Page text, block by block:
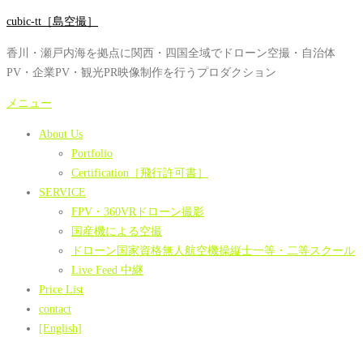
コ
テ
ン
ツ
cubic-tt［島空撮］
香川・瀬戸内海を拠点に関西・四国全域でドローン空撮・自治体
PV・企業PV・観光PR映像制作を行うプロダクション
メニュー
About Us
Portfolio
Certification［飛行許可書］
SERVICE
FPV・360VRドローン撮影
国産機による空撮
ドローン国家資格無人航空機操縦士一等・二等スクール
Live Feed 中継
Price List
contact
[English]